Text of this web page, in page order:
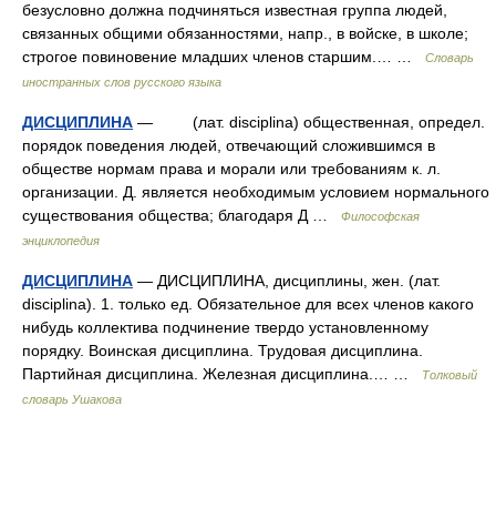
безусловно должна подчиняться известная группа людей,
связанных общими обязанностями, напр., в войске, в школе;
строгое повиновение младших членов старшим.… …
Словарь
иностранных слов русского языка
ДИСЦИПЛИНА — (лат. disciplina) общественная, определ.
порядок поведения людей, отвечающий сложившимся в
обществе нормам права и морали или требованиям к. л.
организации. Д. является необходимым условием нормального
существования общества; благодаря Д …
Философская
энциклопедия
ДИСЦИПЛИНА — ДИСЦИПЛИНА, дисциплины, жен. (лат.
disciplina). 1. только ед. Обязательное для всех членов какого
нибудь коллектива подчинение твердо установленному
порядку. Воинская дисциплина. Трудовая дисциплина.
Партийная дисциплина. Железная дисциплина.… …
Толковый
словарь Ушакова